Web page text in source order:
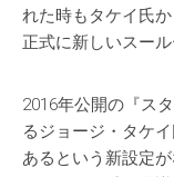
れた時もタケイ氏
正式に新しいスー
2016年公開の『ス
るジョージ・タケ
あるという新設定